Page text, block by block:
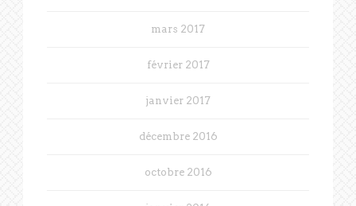
mars 2017
février 2017
janvier 2017
décembre 2016
octobre 2016